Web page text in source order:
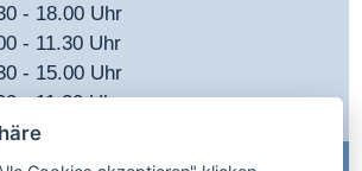
- 18.00 Uhr
- 11.30 Uhr
- 15.00 Uhr
- 11.30 Uhr